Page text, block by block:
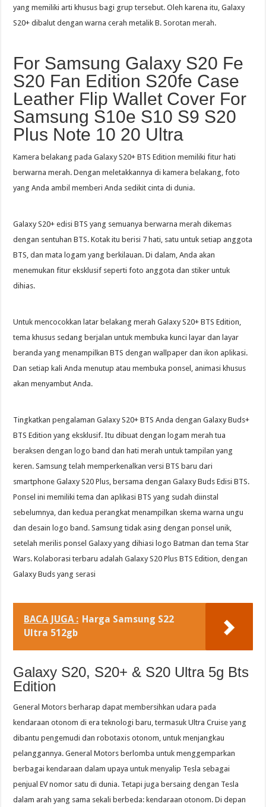
yang memiliki arti khusus bagi grup tersebut. Oleh karena itu, Galaxy
S20+ dibalut dengan warna cerah metalik B. Sorotan merah.
For Samsung Galaxy S20 Fe
S20 Fan Edition S20fe Case
Leather Flip Wallet Cover For
Samsung S10e S10 S9 S20
Plus Note 10 20 Ultra
Kamera belakang pada Galaxy S20+ BTS Edition memiliki fitur hati
berwarna merah. Dengan meletakkannya di kamera belakang, foto
yang Anda ambil memberi Anda sedikit cinta di dunia.
Galaxy S20+ edisi BTS yang semuanya berwarna merah dikemas
dengan sentuhan BTS. Kotak itu berisi 7 hati, satu untuk setiap anggota
BTS, dan mata logam yang berkilauan. Di dalam, Anda akan
menemukan fitur eksklusif seperti foto anggota dan stiker untuk
dihias.
Untuk mencocokkan latar belakang merah Galaxy S20+ BTS Edition,
tema khusus sedang berjalan untuk membuka kunci layar dan layar
beranda yang menampilkan BTS dengan wallpaper dan ikon aplikasi.
Dan setiap kali Anda menutup atau membuka ponsel, animasi khusus
akan menyambut Anda.
Tingkatkan pengalaman Galaxy S20+ BTS Anda dengan Galaxy Buds+
BTS Edition yang eksklusif. Itu dibuat dengan logam merah tua
beraksen dengan logo band dan hati merah untuk tampilan yang
keren. Samsung telah memperkenalkan versi BTS baru dari
smartphone Galaxy S20 Plus, bersama dengan Galaxy Buds Edisi BTS.
Ponsel ini memiliki tema dan aplikasi BTS yang sudah diinstal
sebelumnya, dan kedua perangkat menampilkan skema warna ungu
dan desain logo band. Samsung tidak asing dengan ponsel unik,
setelah merilis ponsel Galaxy yang dihiasi logo Batman dan tema Star
Wars. Kolaborasi terbaru adalah Galaxy S20 Plus BTS Edition, dengan
Galaxy Buds yang serasi
BACA JUGA : Harga Samsung S22
Ultra 512gb
Galaxy S20, S20+ & S20 Ultra 5g Bts
Edition
General Motors berharap dapat membersihkan udara pada
kendaraan otonom di era teknologi baru, termasuk Ultra Cruise yang
dibantu pengemudi dan robotaxis otonom, untuk menjangkau
pelanggannya. General Motors berlomba untuk menggemparkan
berbagai kendaraan dalam upaya untuk menyalip Tesla sebagai
penjual EV nomor satu di dunia. Tetapi juga bersaing dengan Tesla
dalam arah yang sama sekali berbeda: kendaraan otonom. Di depan